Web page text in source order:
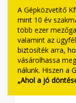
A Gépközvetítő
mint 10 év
több ezer
valamint az
biztosíték arra,
vásárolhassa
nálunk. Hiszen a
„Ahol a jó